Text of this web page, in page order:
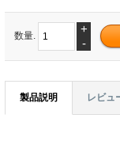
数量.
+
-
製品説明 レビュ